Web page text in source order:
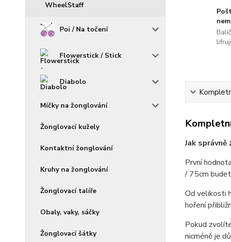
WheelStaff
Poi / Na točení
Flowerstick / Stick
Diabolo
Míčky na žonglování
Žonglovací kužely
Kontaktní žonglování
Kruhy na žonglování
Žonglovací talíře
Obaly, vaky, sáčky
Žonglovací šátky
Jak
První
/ 75cm
Od velikosti
hoření
Pokud
nicméně je